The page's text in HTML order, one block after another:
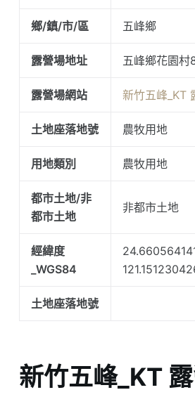
鄉/鎮/市/區 五峰鄉
露營場地址 五峰鄉花園村
露營場網站 新竹五峰_KT
土地座落地號 農牧用地
用地類別 農牧用地
都市土地/非
都市土地
非都市土地
經緯度
_WGS84
土地座落地號
新竹五峰_KT